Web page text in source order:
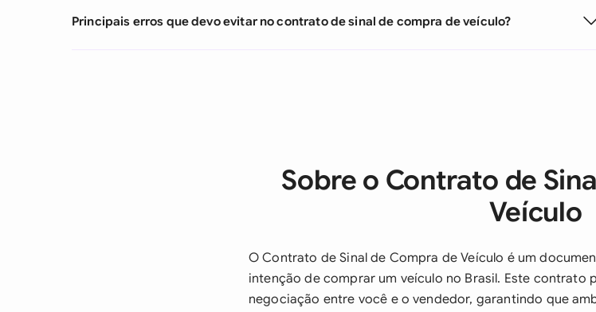
Principais erros que devo evitar no contrato de sinal de compra de veículo?
Sobre o Contrato de
Veículo
O Contrato de Sinal de Compra de Veículo é um
intenção de comprar um veículo no Brasil. Este contrato
negociação entre você e o vendedor, garantindo que